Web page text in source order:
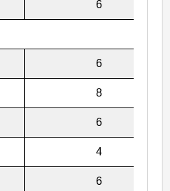
6
6
8
6
4
6